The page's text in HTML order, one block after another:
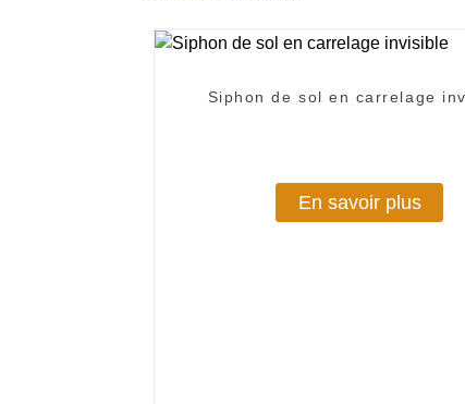
Siphon de sol en carrelage
En savoir plus